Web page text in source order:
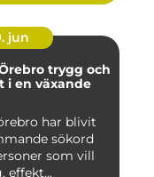
jun
trygg och
i en växande
har blivit
sökord
som vill
effekt...